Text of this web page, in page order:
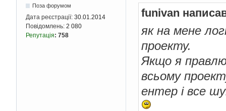
Поза форумом
Дата реєстрації: 30.01.2014
Повідомлень: 2 080
Репутація: 758
funivan
як на мене
проекту.
Якщо я
всьому
ентер і все